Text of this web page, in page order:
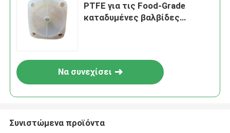
PTFE για τις Food-Grade
καταδυμένες βαλβίδες
Να συνεχίσει
Συνιστώμενα προϊόντα